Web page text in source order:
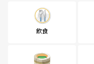
飲食